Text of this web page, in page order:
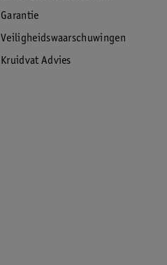
Garantie
Veiligheidswaarschuwingen
Kruidvat Advies